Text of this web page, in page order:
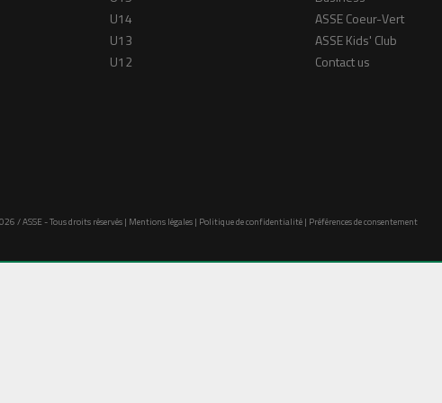
U14
U13
U12
ASSE Coeur-Vert
ASSE Kids' Club
Contact us
/ ASSE - Tous droits réservés | Mentions légales| Politique de confidentialité| Préférences de consentement